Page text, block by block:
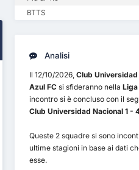
BTTS
Analisi
Il 12/10/2026, Club Universidad
Azul FCsi sfideranno nella
incontro si è concluso con il
Club Universidad Nacional 1 -
Queste 2 squadre si sono
ultime stagioni in base ai dati
esse.